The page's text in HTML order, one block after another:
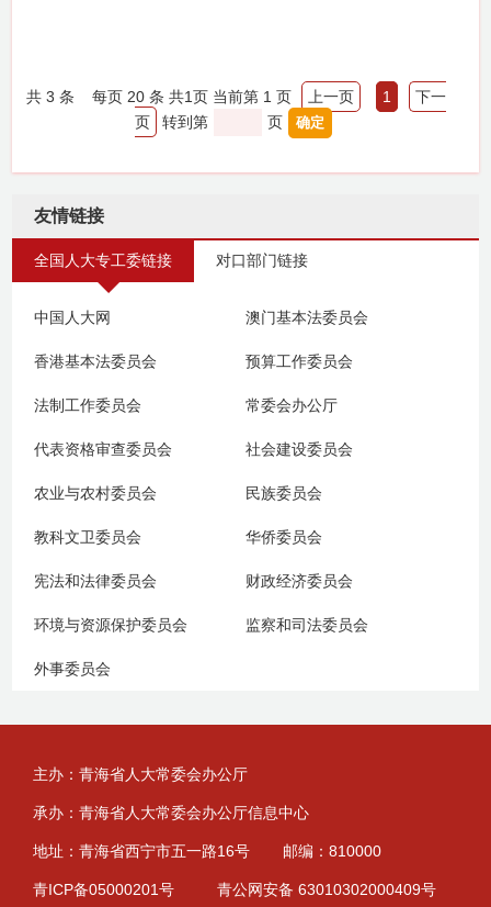
共 3条每页 20 条 共1页 当前第 1 页 上一页 1
下一
页
转到第 页
友情链接
全国人大专工委链接 对口部门链接
中国人大网 澳门基本法委员会
香港基本法委员会 预算工作委员会
法制工作委员会 常委会办公厅
代表资格审查委员会 社会建设委员会
农业与农村委员会 民族委员会
教科文卫委员会 华侨委员会
宪法和法律委员会 财政经济委员会
环境与资源保护委员会 监察和司法委员会
外事委员会
主办：青海省人大常委会办公厅
承办：青海省人大常委会办公厅信息中心
地址：青海省西宁市五一路16号 邮编：810000
青ICP备05000201号 青公网安备 63010302000409号